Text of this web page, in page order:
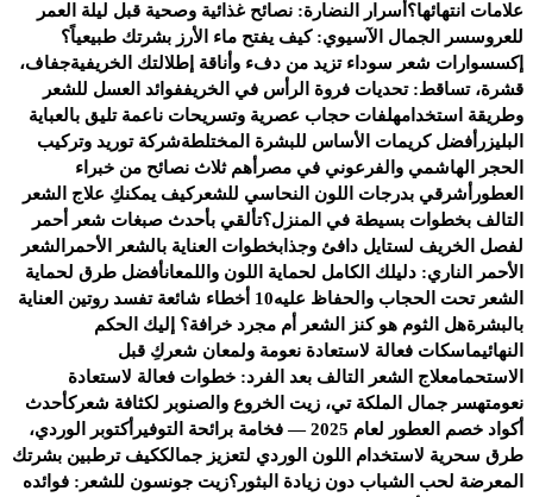
علامات انتهائها؟ أسرار النضارة: نصائح غذائية وصحية قبل ليلة العمر
للعروسسر الجمال الآسيوي: كيف يفتح ماء الأرز بشرتك طبيعياً؟
إكسسوارات شعر سوداء تزيد من دفء وأناقة إطلالتك الخريفيةجفاف،
قشرة، تساقط: تحديات فروة الرأس في الخريففوائد العسل للشعر
وطريقة استخدامهلفات حجاب عصرية وتسريحات ناعمة تليق بالعباية
البليزر أفضل كريمات الأساس للبشرة المختلطةشركة توريد وتركيب
الحجر الهاشمي والفرعوني في مصر أهم ثلاث نصائح من خبراء
العطور أشرقي بدرجات اللون النحاسي للشعركيف يمكنكِ علاج الشعر
التالف بخطوات بسيطة في المنزل؟تألقي بأحدث صبغات شعر أحمر
لفصل الخريف لستايل دافئ وجذابخطوات العناية بالشعر الأحمر الشعر
الأحمر الناري: دليلك الكامل لحماية اللون واللمعانأفضل طرق لحماية
الشعر تحت الحجاب والحفاظ عليه
10 أخطاء شائعة تفسد روتين العناية
بالبشرةهل الثوم هو كنز الشعر أم مجرد خرافة؟ إليك الحكم
النهائيماسكات فعالة لاستعادة نعومة ولمعان شعركِ قبل
الاستحمامعلاج الشعر التالف بعد الفرد: خطوات فعالة لاستعادة
نعومتهسر جمال الملكة تي، زيت الخروع والصنوبر لكثافة شعركأحدث
أكواد خصم العطور لعام 2025 — فخامة برائحة التوفير
أكتوبر الوردي،
طرق سحرية لاستخدام اللون الوردي لتعزيز جمالككيف ترطبين بشرتك
المعرضة لحب الشباب دون زيادة البثور؟زيت جونسون للشعر: فوائده